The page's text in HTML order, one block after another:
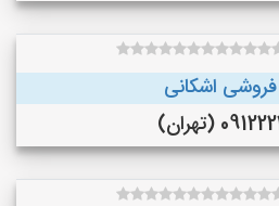
فروشی اشکانی
(تهران)